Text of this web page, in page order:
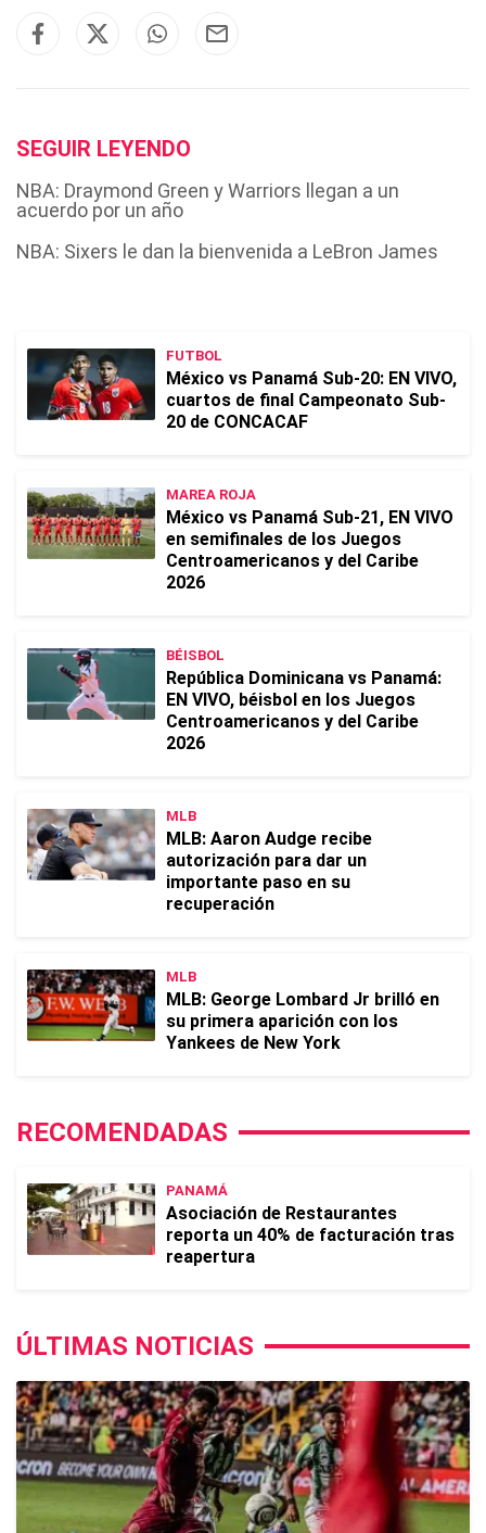
SEGUIR LEYENDO
NBA: Draymond Green y Warriors llegan a un
acuerdo por un año
NBA: Sixers le dan la bienvenida a LeBron James
FUTBOL
México vs Panamá Sub-20: EN VIVO,
cuartos de final Campeonato Sub-
20 de CONCACAF
MAREA ROJA
México vs Panamá Sub-21, EN VIVO
en semifinales de los Juegos
Centroamericanos y del Caribe
2026
BÉISBOL
República Dominicana vs Panamá:
EN VIVO, béisbol en los Juegos
Centroamericanos y del Caribe
2026
MLB
MLB: Aaron Audge recibe
autorización para dar un
importante paso en su
recuperación
MLB
MLB: George Lombard Jr brilló en
su primera aparición con los
Yankees de New York
RECOMENDADAS
PANAMÁ
Asociación de Restaurantes
reporta un 40% de facturación tras
reapertura
ÚLTIMAS NOTICIAS